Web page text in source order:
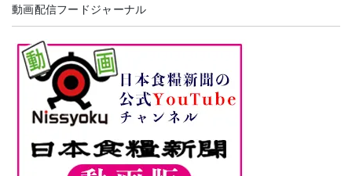
動画配信フードジャーナル